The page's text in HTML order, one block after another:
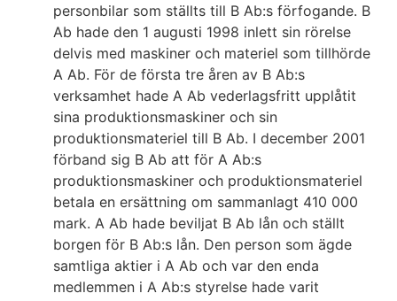
personbilar som ställts till B Ab:s förfogande. B
Ab hade den 1 augusti 1998 inlett sin rörelse
delvis med maskiner och materiel som tillhörde
A Ab. För de första tre åren av B Ab:s
verksamhet hade A Ab vederlagsfritt upplåtit
sina produktionsmaskiner och sin
produktionsmateriel till B Ab. I december 2001
förband sig B Ab att för A Ab:s
produktionsmaskiner och produktionsmateriel
betala en ersättning om sammanlagt 410 000
mark. A Ab hade beviljat B Ab lån och ställt
borgen för B Ab:s lån. Den person som ägde
samtliga aktier i A Ab och var den enda
medlemmen i A Ab:s styrelse hade varit